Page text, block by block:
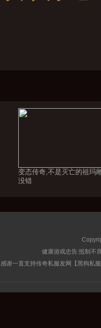
变态传奇,不是灭亡的祖玛
没错
健康游戏忠告:抵制不
感谢一直支持传奇私服发网【黑狗私